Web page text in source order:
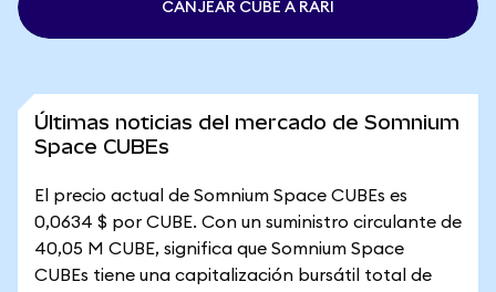
CANJEAR CUBE A RARI
Últimas noticias del mercado de Somnium
Space CUBEs
El precio actual de Somnium Space CUBEs es
0,0634 $ por CUBE. Con un suministro circulante de
40,05 M CUBE, significa que Somnium Space
CUBEs tiene una capitalización bursátil total de